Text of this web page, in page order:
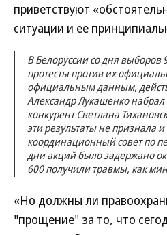
приветствуют
ситуации и ее
В Белоруссии со дня выборов
протесты против их
официальным данным,
Александр Лукашенко набрал
конкурент Светлана
эти результаты не признала и
координационный совет по
дни акций было задержано
600 получили травмы, как
«Но должны ли
"прощение" за то, что